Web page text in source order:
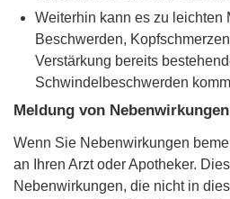
Weiterhin kann es zu leichten
Beschwerden,
Verstärkung bereits
Schwindelbeschwerden
Meldung von Nebenwirkungen
Wenn Sie Nebenwirkungen
an Ihren Arzt oder Apotheker.
Nebenwirkungen, die nicht in